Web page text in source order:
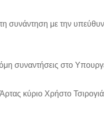
με την
συναντήσεις στο
κύριο Χρήστο